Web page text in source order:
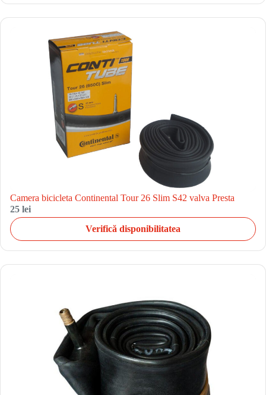
Camera bicicleta Continental Tour 26 Slim S42 valva Presta
25 lei
Verifică disponibilitatea